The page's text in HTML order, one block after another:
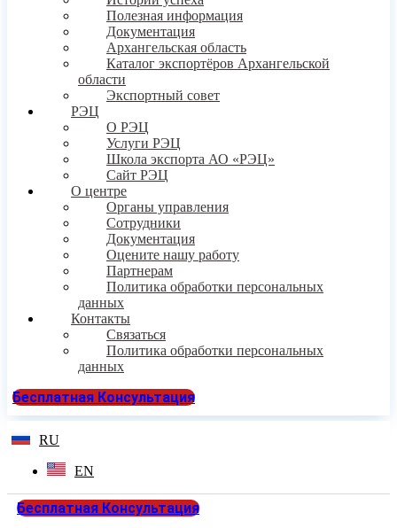
Полезная информация
Документация
Архангельская область
Каталог экспортёров Архангельской
области
Экспортный совет
РЭЦ
О РЭЦ
Услуги РЭЦ
Школа экспорта АО «РЭЦ»
Сайт РЭЦ
О центре
Органы управления
Сотрудники
Документация
Оцените нашу работу
Партнерам
Политика обработки персональных
данных
Контакты
Связаться
Политика обработки персональных
данных
Бесплатная Консультация
RU
EN
Бесплатная Консультация